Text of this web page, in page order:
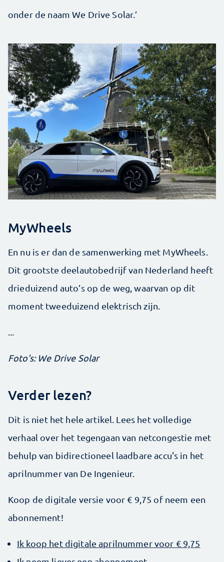
onder de naam We Drive Solar.’
MyWheels
En nu is er dan de samenwerking met MyWheels.
Dit grootste deelautobedrijf van Nederland heeft
drieduizend auto’s op de weg, waarvan op dit
moment tweeduizend elektrisch zijn.
...
Foto's: We Drive Solar
Verder lezen?
Dit is niet het hele artikel. Lees het volledige
verhaal over het tegengaan van netcongestie met
behulp van bidirectioneel laadbare accu's in het
aprilnummer van De Ingenieur.
Koop de digitale versie voor € 9,75 of neem een
abonnement!
Ik koop het digitale aprilnummer voor € 9,75